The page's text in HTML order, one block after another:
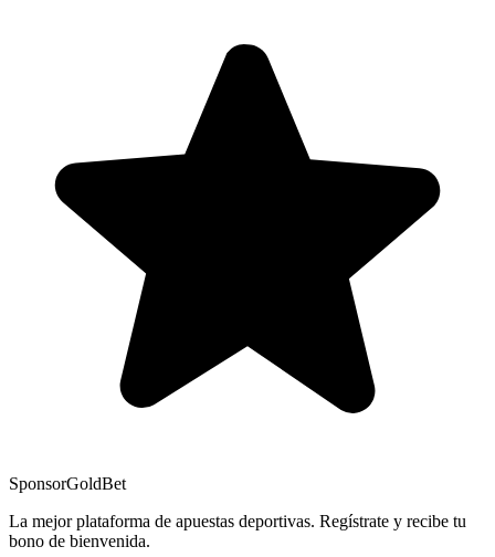
SponsorGoldBet
La mejor plataforma de apuestas deportivas. Regístrate y recibe tu
bono de bienvenida.